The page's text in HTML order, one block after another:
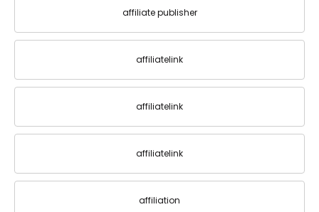
affiliate publisher
affiliatelink
affiliatelink
affiliatelink
affiliation